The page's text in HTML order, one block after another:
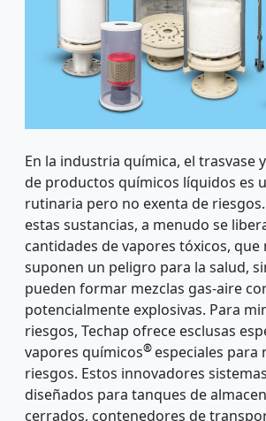
aguas y
de
desde
En la industria química, el trasvase
de productos químicos líquidos es
rutinaria pero no exenta de
estas sustancias, a menudo se
cantidades de vapores tóxicos, que
suponen un peligro para la salud,
pueden formar mezclas gas-aire
potencialmente explosivas. Para
riesgos, Techap ofrece esclusas
vapores químicos® especiales para
riesgos. Estos innovadores
diseñados para tanques de
cerrados, contenedores de